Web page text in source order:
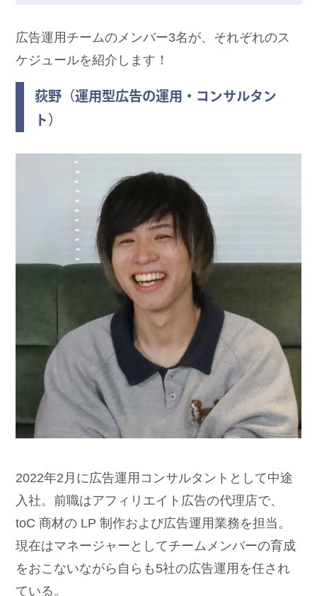
広告運用チームのメンバー3名が、それぞれのス
ケジュールを紹介します！
荻野（運用型広告の運用・コンサルタン
ト）
2022年2月に広告運用コンサルタントとして中途
入社。前職はアフィリエイト広告の代理店で、
toC 商材の LP 制作および広告運用業務を担当。
現在はマネージャーとしてチームメンバーの育成
をおこないながら自らも5社の広告運用を任され
ている。